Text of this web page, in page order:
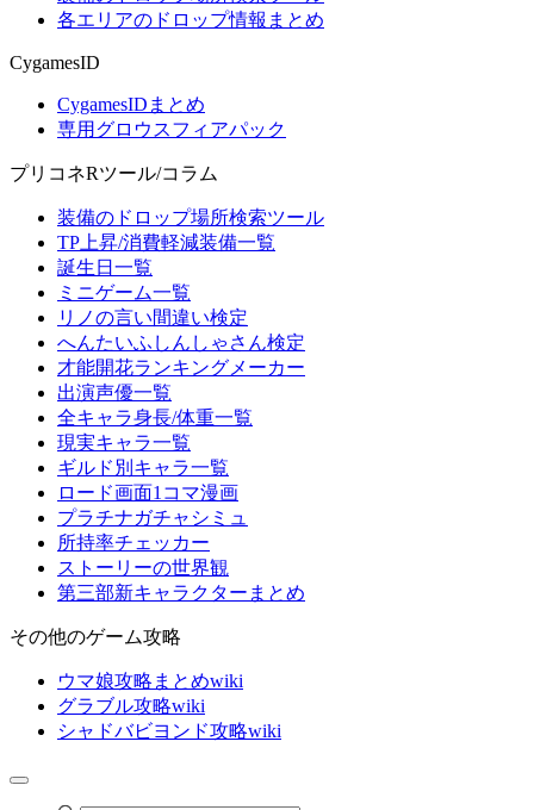
各エリアのドロップ情報まとめ
CygamesID
CygamesIDまとめ
専用グロウスフィアパック
プリコネRツール/コラム
装備のドロップ場所検索ツール
TP上昇/消費軽減装備一覧
誕生日一覧
ミニゲーム一覧
リノの言い間違い検定
へんたいふしんしゃさん検定
才能開花ランキングメーカー
出演声優一覧
全キャラ身長/体重一覧
現実キャラ一覧
ギルド別キャラ一覧
ロード画面1コマ漫画
プラチナガチャシミュ
所持率チェッカー
ストーリーの世界観
第三部新キャラクターまとめ
その他のゲーム攻略
ウマ娘攻略まとめwiki
グラブル攻略wiki
シャドバビヨンド攻略wiki